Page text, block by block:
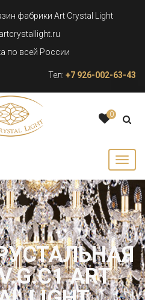
фабрики Art Crystal Light
по всей России
Тел: +7 926-002-63-43
0
ART